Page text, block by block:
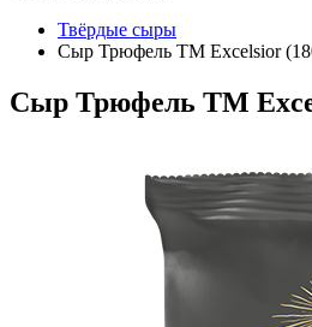
Твёрдые сыры
Сыр Трюфель ТМ Excelsior
Сыр Трюфель ТМ